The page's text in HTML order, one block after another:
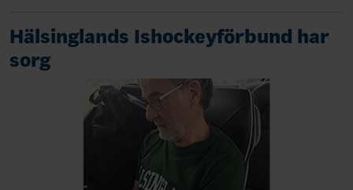
Hälsinglands Ishockeyförbund har
sorg